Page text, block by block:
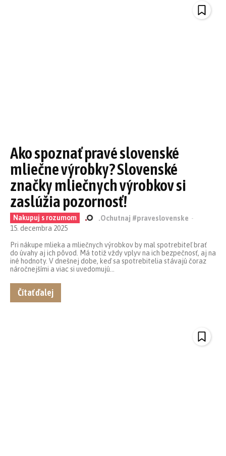
Ako spoznať pravé slovenské
mliečne výrobky? Slovenské
značky mliečnych výrobkov si
zaslúžia pozornosť!
Nakupuj s rozumom .Ochutnaj #praveslovenske -
15. decembra 2025
Pri nákupe mlieka a mliečnych výrobkov by mal spotrebiteľ brať
do úvahy aj ich pôvod. Má totiž vždy vplyv na ich bezpečnosť, aj na
iné hodnoty. V dnešnej dobe, keď sa spotrebitelia stávajú čoraz
náročnejšími a viac si uvedomujú...
Čítať ďalej